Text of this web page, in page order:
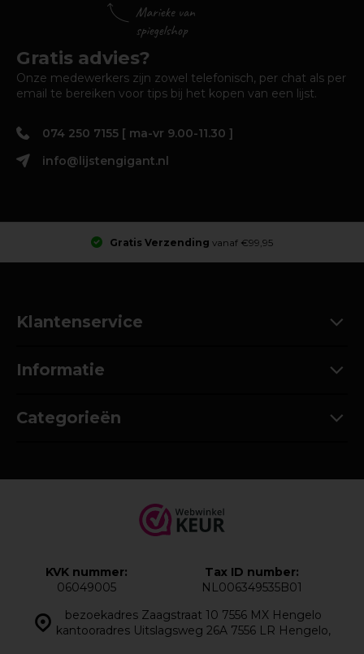
Gratis advies?
Onze medewerkers zijn zowel telefonisch, per chat als per
email te bereiken voor tips bij het kopen van een lijst.
074 250 7155 [ ma-vr 9.00-11.30 ]
info@lijstengigant.nl
Gratis Verzending vanaf €99,95
Klantenservice
Informatie
Categorieën
bezoekadres Zaagstraat 10 7556 MX Hengelo
kantooradres Uitslagsweg 26A 7556 LR Hengelo,
KVK nummer:
06049005
Tax ID number:
NL006349535B01